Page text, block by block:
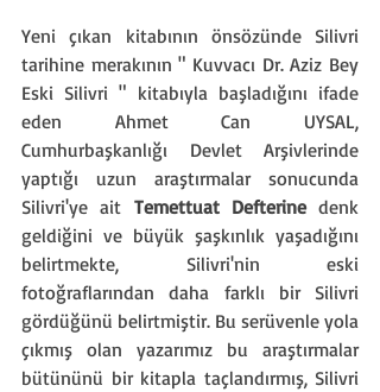
Yeni çıkan kitabının önsözünde Silivri
tarihine merakının " Kuvvacı Dr. Aziz Bey
Eski Silivri " kitabıyla başladığını ifade
eden Ahmet Can UYSAL,
Cumhurbaşkanlığı Devlet Arşivlerinde
yaptığı uzun araştırmalar sonucunda
Silivri'ye ait Temettuat Defterine denk
geldiğini ve büyük şaşkınlık yaşadığını
belirtmekte, Silivri'nin eski
fotoğraflarından daha farklı bir Silivri
gördüğünü belirtmiştir. Bu serüvenle yola
çıkmış olan yazarımız bu araştırmalar
bütününü bir kitapla taçlandırmış, Silivri